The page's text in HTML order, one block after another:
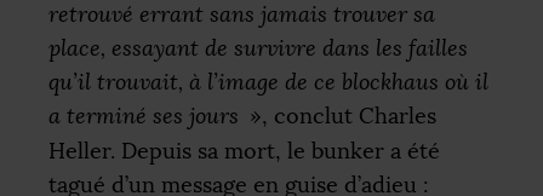
retrouvé errant sans jamais trouver sa
place, essayant de survivre dans les failles
qu’il trouvait, à l’image de ce blockhaus où il
a terminé ses jours », conclut Charles
Heller. Depuis sa mort, le bunker a été
tagué d’un message en guise d’adieu :